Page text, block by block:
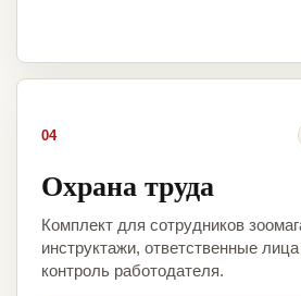
04
Охрана труда
Комплект для сотрудников
инструктажи, ответственные
контроль работодателя.